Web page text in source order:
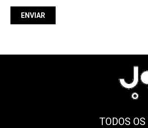
TODOS